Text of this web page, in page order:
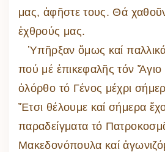
μας, ἀφῆστε τους. Θά
ἐχθρούς μας.
Ὑπῆρξαν ὅμως καί
πού μέ ἐπικεφαλῆς τόν
ὁλόρθο τό Γένος μέχρι
Ἔτσι θέλουμε καί σήμερα
παραδείγματα τό
Μακεδονόπουλα καί